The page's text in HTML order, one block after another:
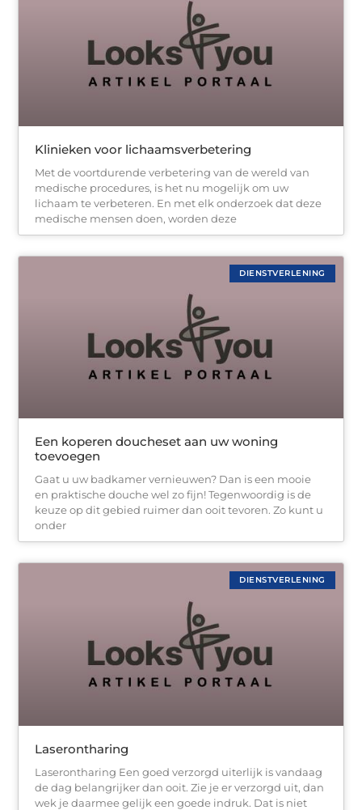
Klinieken voor lichaamsverbetering
Met de voortdurende verbetering van de wereld van
medische procedures, is het nu mogelijk om uw
lichaam te verbeteren. En met elk onderzoek dat deze
medische mensen doen, worden deze
DIENSTVERLENING
Een koperen doucheset aan uw woning
toevoegen
Gaat u uw badkamer vernieuwen? Dan is een mooie
en praktische douche wel zo fijn! Tegenwoordig is de
keuze op dit gebied ruimer dan ooit tevoren. Zo kunt u
onder
DIENSTVERLENING
Laserontharing
Laserontharing Een goed verzorgd uiterlijk is vandaag
de dag belangrijker dan ooit. Zie je er verzorgd uit, dan
wek je daarmee gelijk een goede indruk. Dat is niet